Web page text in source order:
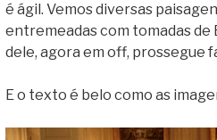
é ágil. Vemos diversas
entremeadas com tomadas de
dele, agora em off, prossegue
E o texto é belo como as